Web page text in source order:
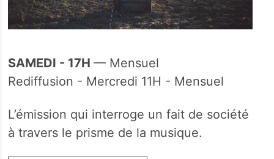
SAMEDI - 17H— Mensuel
​Rediffusion - Mercredi 11H - Mensuel
L’émission qui interroge un fait de société
à travers le prisme de la musique.